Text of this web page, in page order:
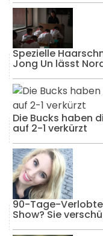
Spezielle
Jong Un lässt
Die Bucks haben
auf 2-1 verkürzt
90-Tage-
Show? Sie